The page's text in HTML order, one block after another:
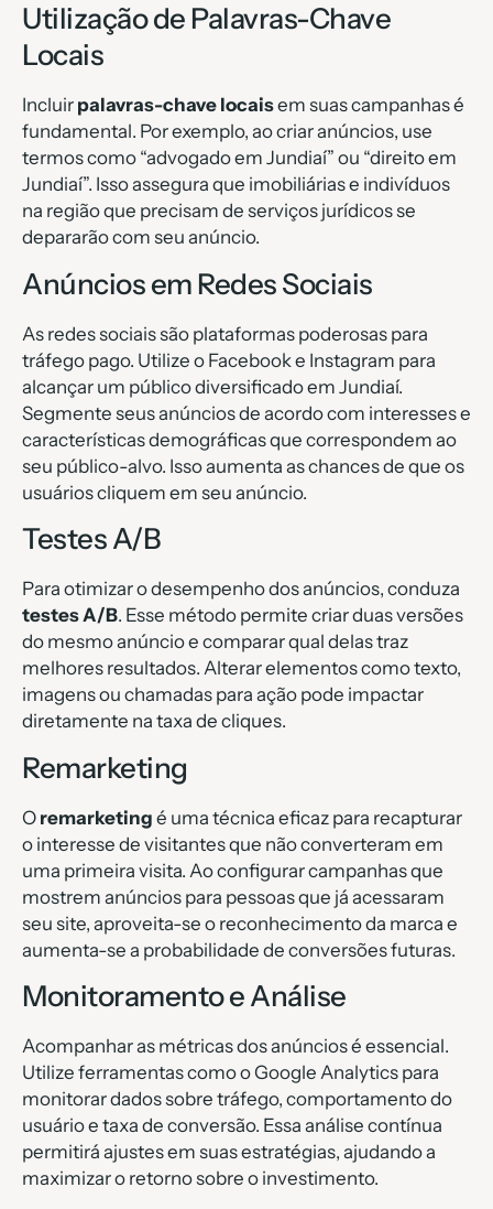
Utilização de Palavras-Chave
Locais
Incluir palavras-chave locaisem suas campanhas é
fundamental. Por exemplo, ao criar anúncios, use
termos como “advogado em Jundiaí” ou “direito em
Jundiaí”. Isso assegura que imobiliárias e indivíduos
na região que precisam de serviços jurídicos se
depararão com seu anúncio.
Anúncios em Redes Sociais
As redes sociais são plataformas poderosas para
tráfego pago. Utilize o Facebook e Instagram para
alcançar um público diversificado em Jundiaí.
Segmente seus anúncios de acordo com interesses e
características demográficas que correspondem ao
seu público-alvo. Isso aumenta as chances de que os
usuários cliquem em seu anúncio.
Testes A/B
Para otimizar o desempenho dos anúncios, conduza
testes A/B. Esse método permite criar duas versões
do mesmo anúncio e comparar qual delas traz
melhores resultados. Alterar elementos como texto,
imagens ou chamadas para ação pode impactar
diretamente na taxa de cliques.
Remarketing
O remarketing é uma técnica eficaz para recapturar
o interesse de visitantes que não converteram em
uma primeira visita. Ao configurar campanhas que
mostrem anúncios para pessoas que já acessaram
seu site, aproveita-se o reconhecimento da marca e
aumenta-se a probabilidade de conversões futuras.
Monitoramento e Análise
Acompanhar as métricas dos anúncios é essencial.
Utilize ferramentas como o Google Analytics para
monitorar dados sobre tráfego, comportamento do
usuário e taxa de conversão. Essa análise contínua
permitirá ajustes em suas estratégias, ajudando a
maximizar o retorno sobre o investimento.